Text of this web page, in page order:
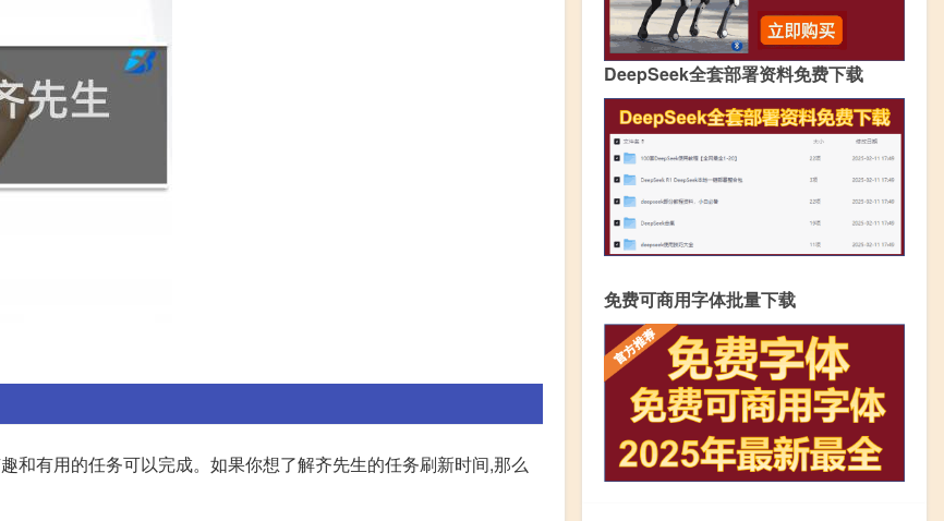
和有用的任务可以完成。如果你想了解齐先生的任务刷新时间,那么
DeepSeek全套部署资料免费下载
免费可商用字体批量下载